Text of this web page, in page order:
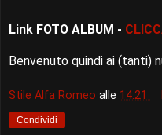
Link FOTO ALBUM -
Benvenuto quindi ai (tanti)
Stile Alfa Romeo alle 14:21
Condividi